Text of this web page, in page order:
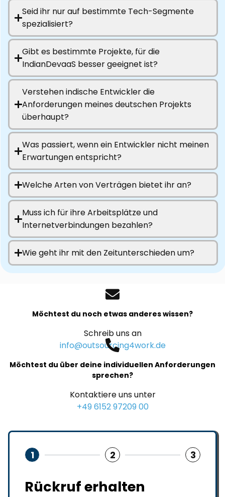
Seid ihr nur auf bestimmte Tech-Segmente
spezialisiert?
Gibt es bestimmte Projekte, für die
IndianDevaaS besser geeignet ist?
Verstehen indische Entwickler die
Anforderungen meines deutschen Projekts
überhaupt?
Was passiert, wenn ein Entwickler nicht meinen
Erwartungen entspricht?
Welche Arten von Verträgen bietet ihr an?
Muss ich für ihre Arbeitsplätze und
Internetverbindungen bezahlen?
Wie geht ihr mit den Zeitunterschieden um?
Möchtest du noch etwas anderes wissen?
Schreib uns an
info@outsourcing4work.de
Möchtest du über deine individuellen Anforderungen
sprechen?
Kontaktiere uns unter
+49 6152 97209 00
1 2 3
Rückruf erhalten